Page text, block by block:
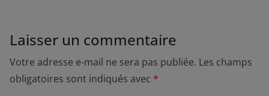
Laisser un commentaire
Votre adresse e-mail ne sera pas publiée. Les champs
obligatoires sont indiqués avec *